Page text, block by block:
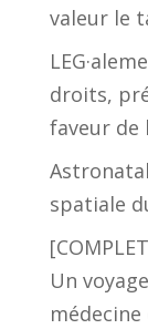
valeur le
droits,
faveur de
spatiale
Un